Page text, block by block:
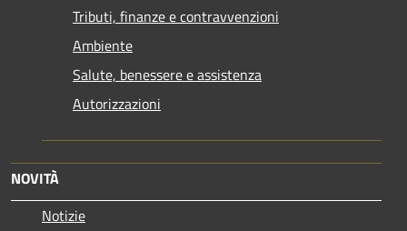
Tributi, finanze e contravvenzioni
Ambiente
Salute, benessere e assistenza
Autorizzazioni
NOVITÀ
Notizie